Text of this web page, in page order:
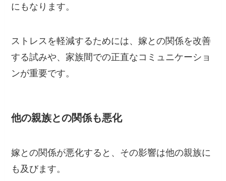
にもなります。
ストレスを軽減するためには、嫁との関係を改善
する試みや、家族間での正直なコミュニケーショ
ンが重要です。
他の親族との関係も悪化
嫁との関係が悪化すると、その影響は他の親族に
も及びます。